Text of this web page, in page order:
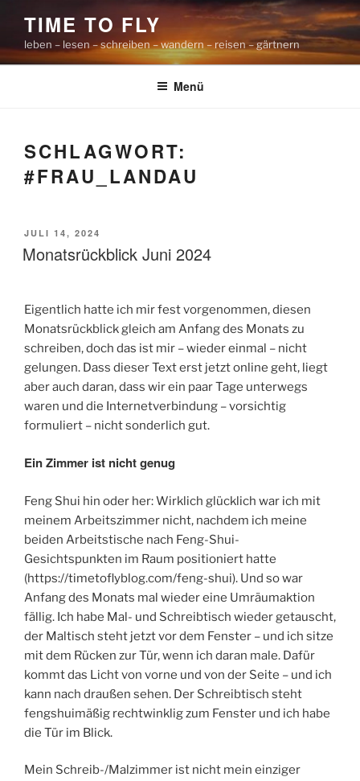
springen
TIME TO FLY
leben – lesen – schreiben – wandern – reisen – gärtnern
Menü
SCHLAGWORT:
#FRAU_LANDAU
VERÖFFENTLICHT
AM
JULI 14, 2024
Monatsrückblick Juni 2024
Eigentlich hatte ich mir fest vorgenommen, diesen
Monatsrückblick gleich am Anfang des Monats zu
schreiben, doch das ist mir – wieder einmal – nicht
gelungen. Dass dieser Text erst jetzt online geht, liegt
aber auch daran, dass wir ein paar Tage unterwegs
waren und die Internetverbindung – vorsichtig
formuliert – nicht sonderlich gut.
Ein Zimmer ist nicht genug
Feng Shui hin oder her: Wirklich glücklich war ich mit
meinem Arbeitszimmer nicht, nachdem ich meine
beiden Arbeitstische nach Feng-Shui-
Gesichtspunkten im Raum positioniert hatte
(https://timetoflyblog.com/feng-shui). Und so war
Anfang des Monats mal wieder eine Umräumaktion
fällig. Ich habe Mal- und Schreibtisch wieder getauscht,
der Maltisch steht jetzt vor dem Fenster – und ich sitze
mit dem Rücken zur Tür, wenn ich daran male. Dafür
kommt das Licht von vorne und von der Seite – und ich
kann nach draußen sehen. Der Schreibtisch steht
fengshuimäßig rechtwinklig zum Fenster und ich habe
die Tür im Blick.
Mein Schreib-/Malzimmer ist nicht mein einziger